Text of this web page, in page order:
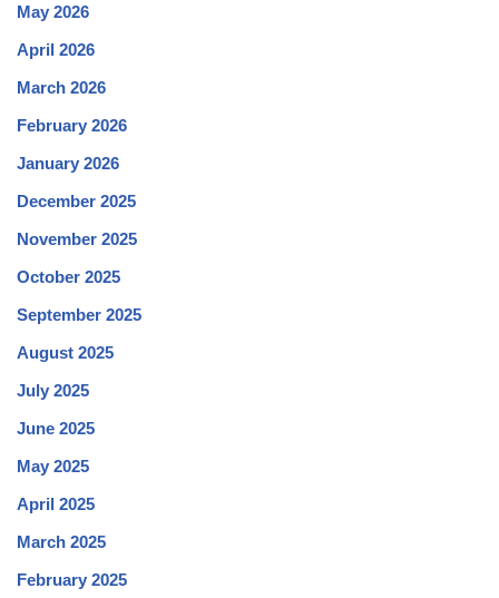
May 2026
April 2026
March 2026
February 2026
January 2026
December 2025
November 2025
October 2025
September 2025
August 2025
July 2025
June 2025
May 2025
April 2025
March 2025
February 2025